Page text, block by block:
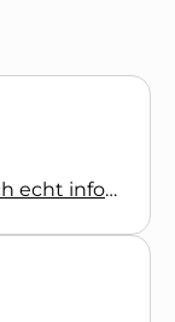
Dat kan toch echt informatiever?